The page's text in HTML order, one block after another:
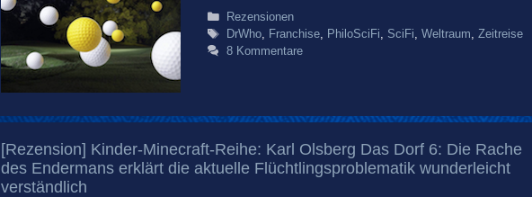
Kategorien
Rezensionen
Schlagwörter
DrWho, Franchise, PhiloSciFi, SciFi, Weltraum, Zeitreise
8 Kommentare
[Rezension] Kinder-Minecraft-Reihe: Karl Olsberg Das Dorf 6: Die Rache
des Endermans erklärt die aktuelle Flüchtlingsproblematik wunderleicht
verständlich